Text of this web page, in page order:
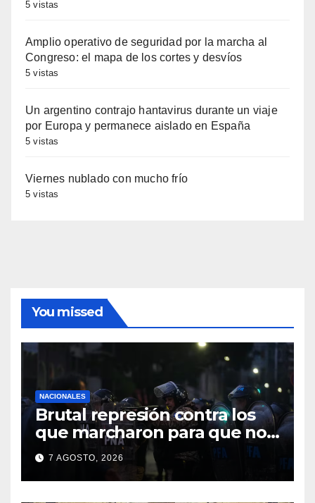
5 vistas
Amplio operativo de seguridad por la marcha al
Congreso: el mapa de los cortes y desvíos
5 vistas
Un argentino contrajo hantavirus durante un viaje
por Europa y permanece aislado en España
5 vistas
Viernes nublado con mucho frío
5 vistas
You missed
NACIONALES
Brutal represión contra los
que marcharon para que no
se venda la patria
7 AGOSTO, 2026